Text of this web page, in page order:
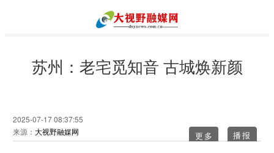
苏州：老宅觅知音 古城焕新颜
2025-07-17 08:37:55
来源： 大视野融媒网 更多